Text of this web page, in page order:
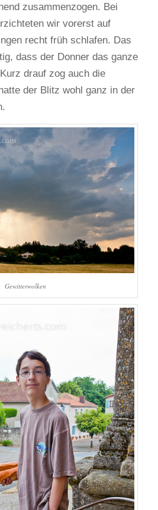
zusammenzogen. Bei
wir vorerst auf
recht früh schlafen. Das
dass der Donner das ganze
drauf zog auch die
der Blitz wohl ganz in der
Gewitterwolken